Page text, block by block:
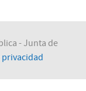
- Junta de